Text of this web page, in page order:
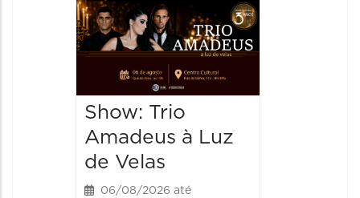
Show: Trio
Amadeus à Luz
de Velas
06/08/2026 até